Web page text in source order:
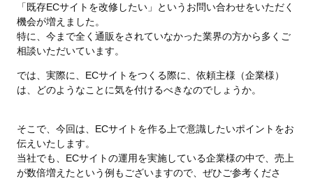
「既存ECサイトを改修したい」というお問い合わせをいただく
機会が増えました。
特に、今まで全く通販をされていなかった業界の方から多くご
相談いただいています。
では、実際に、ECサイトをつくる際に、依頼主様（企業様）
は、どのようなことに気を付けるべきなのでしょうか。
そこで、今回は、ECサイトを作る上で意識したいポイントをお
伝えいたします。
当社でも、ECサイトの運用を実施している企業様の中で、売上
が数倍増えたという例もございますので、ぜひご参考くださ